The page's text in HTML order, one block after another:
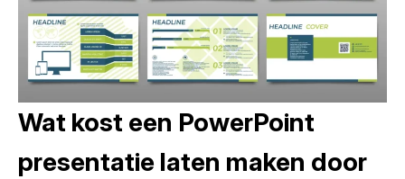
Wat kost een PowerPoint
presentatie laten maken door